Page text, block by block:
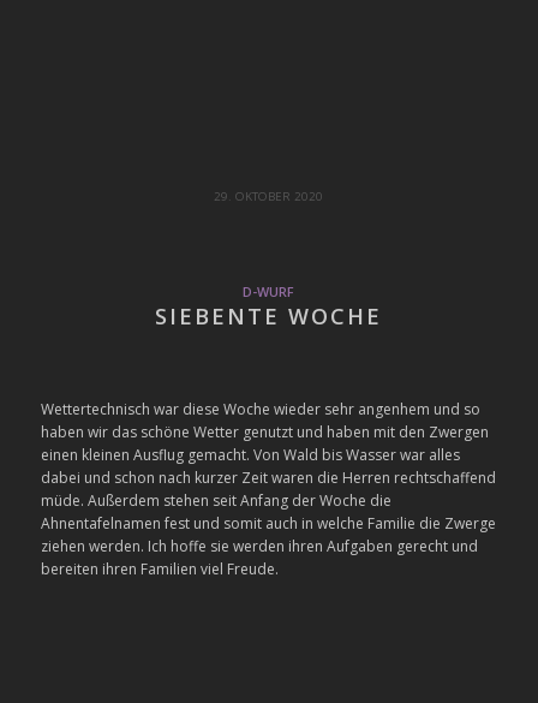
29. OKTOBER 2020
D-WURF
SIEBENTE WOCHE
Wettertechnisch war diese Woche wieder sehr angenhem und so
haben wir das schöne Wetter genutzt und haben mit den Zwergen
einen kleinen Ausflug gemacht. Von Wald bis Wasser war alles
dabei und schon nach kurzer Zeit waren die Herren rechtschaffend
müde. Außerdem stehen seit Anfang der Woche die
Ahnentafelnamen fest und somit auch in welche Familie die Zwerge
ziehen werden. Ich hoffe sie werden ihren Aufgaben gerecht und
bereiten ihren Familien viel Freude.